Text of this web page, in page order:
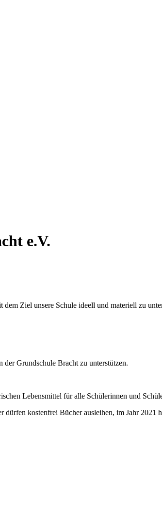
Ziel unsere Schule ideell und materiell zu
Grundschule Bracht zu unterstützen.
Lebensmittel für alle Schülerinnen und
kostenfrei Bücher ausleihen, im Jahr 2021